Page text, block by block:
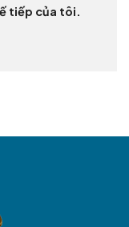
tiếp của tôi.